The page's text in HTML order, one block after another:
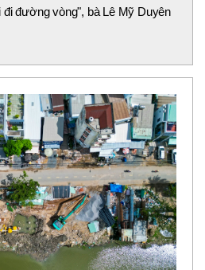
đi đường vòng", bà Lê Mỹ Duyên